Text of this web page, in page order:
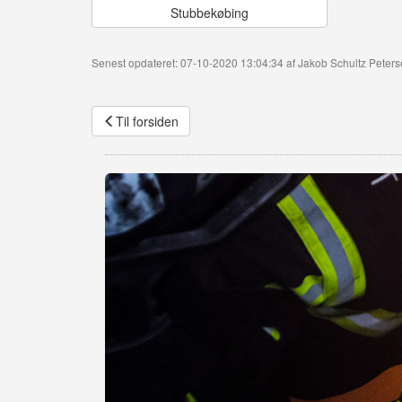
Stubbekøbing
Senest opdateret: 07-10-2020 13:04:34 af Jakob Schultz
Til forsiden